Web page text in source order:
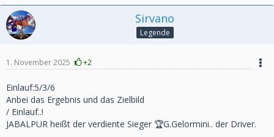
Sirvano
Legende
1. November 2025 +2
Einlauf:5/3/6
Anbei das Ergebnis und das Zielbild
/ Einlauf..!
JABALPUR heißt der verdiente Sieger 🏆G.Gelormini.. der Driver.